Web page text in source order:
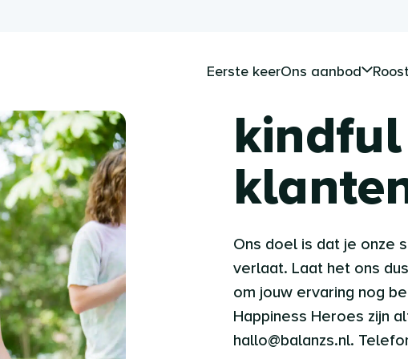
Eerste keerOns aanbod
kindful
Ons doel is dat je onze
verlaat. Laat het ons
om jouw ervaring nog
Happiness Heroes zijn
hallo@balanzs.nl.